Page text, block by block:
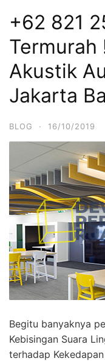
+62 821
Termurah
Akustik
Jakarta
BLOG · 16/10/2019
Begitu banyaknya
Kebisingan Suara
terhadap